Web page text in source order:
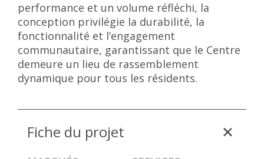
performance et un volume réfléchi, la
conception privilégie la durabilité, la
fonctionnalité et l’engagement
communautaire, garantissant que le Centre
demeure un lieu de rassemblement
dynamique pour tous les résidents.
Fiche du projet